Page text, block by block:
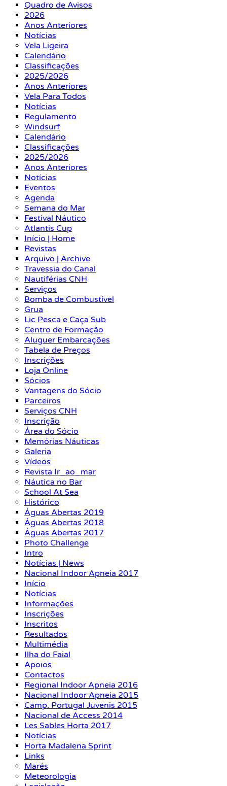
Quadro de Avisos
2026
Anos Anteriores
Notícias
Vela Ligeira
Calendário
Classificações
2025/2026
Anos Anteriores
Vela Para Todos
Notícias
Regulamento
Windsurf
Calendário
Classificações
2025/2026
Anos Anteriores
Notícias
Eventos
Agenda
Semana do Mar
Festival Náutico
Atlantis Cup
Início | Home
Revistas
Arquivo | Archive
Travessia do Canal
Nautiférias CNH
Serviços
Bomba de Combustível
Grua
Lic Pesca e Caça Sub
Centro de Formação
Aluguer Embarcações
Tabela de Preços
Inscrições
Loja Online
Sócios
Vantagens do Sócio
Parceiros
Serviços CNH
Inscrição
Área do Sócio
Memórias Náuticas
Galeria
Vídeos
Revista Ir_ao_mar
Náutica no Bar
School At Sea
Histórico
Águas Abertas 2019
Águas Abertas 2018
Águas Abertas 2017
Photo Challenge
Intro
Notícias | News
Nacional Indoor Apneia 2017
Início
Notícias
Informações
Inscrições
Inscritos
Resultados
Multimédia
Ilha do Faial
Apoios
Contactos
Regional Indoor Apneia 2016
Nacional Indoor Apneia 2015
Camp. Portugal Juvenis 2015
Nacional de Access 2014
Les Sables Horta 2017
Notícias
Horta Madalena Sprint
Links
Marés
Meteorologia